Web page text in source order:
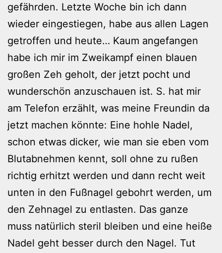
gefährden. Letzte Woche bin ich dann
wieder eingestiegen, habe aus allen Lagen
getroffen und heute… Kaum angefangen
habe ich mir im Zweikampf einen blauen
großen Zeh geholt, der jetzt pocht und
wunderschön anzuschauen ist. S. hat mir
am Telefon erzählt, was meine Freundin da
jetzt machen könnte: Eine hohle Nadel,
schon etwas dicker, wie man sie eben vom
Blutabnehmen kennt, soll ohne zu rußen
richtig erhitzt werden und dann recht weit
unten in den Fußnagel gebohrt werden, um
den Zehnagel zu entlasten. Das ganze
muss natürlich steril bleiben und eine heiße
Nadel geht besser durch den Nagel. Tut